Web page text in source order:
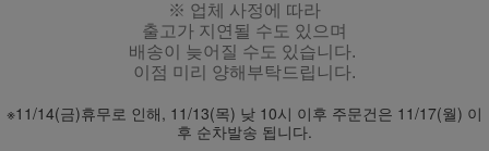
※ 업체 사정에 따라
출고가 지연될 수도 있으며
배송이 늦어질 수도 있습니다.
이점 미리 양해부탁드립니다.
※11/14(금)휴무로 인해, 11/13(목) 낮 10시 이후 주문건은 11/17(월) 이
후 순차발송 됩니다.